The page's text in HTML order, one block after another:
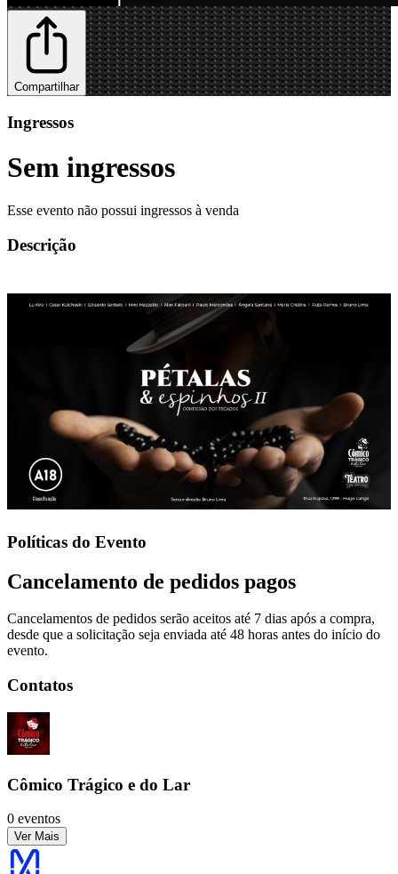
Compartilhar
Ingressos
Sem ingressos
Esse evento não possui ingressos à venda
Descrição
Políticas do Evento
Cancelamento de pedidos pagos
Cancelamentos de pedidos serão aceitos até 7 dias após a compra,
desde que a solicitação seja enviada até 48 horas antes do início do
evento.
Contatos
Cômico Trágico e do Lar
0 eventos
Ver Mais